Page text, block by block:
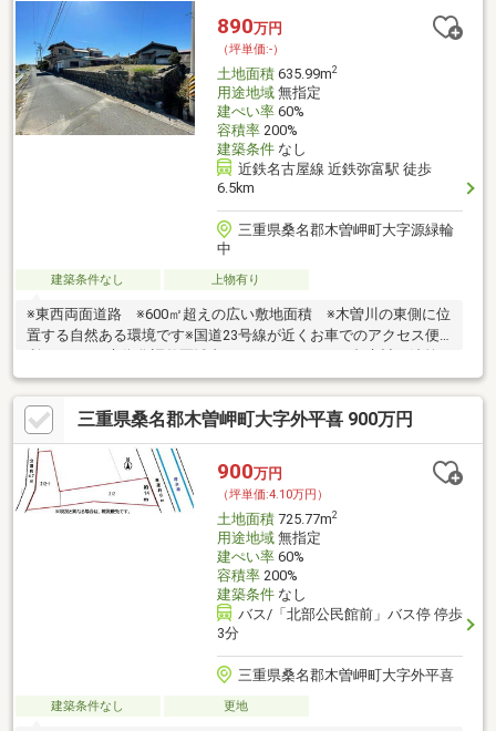
890万円
（坪単価:-）
土地面積635.99m2
用途地域無指定
建ぺい率60%
容積率200%
建築条件なし
近鉄名古屋線 近鉄弥富駅 徒歩
6.5km
三重県桑名郡木曽岬町大字源緑輪
中
建築条件なし 上物有り
※東西両面道路 ※600㎡超えの広い敷地面積 ※木曽川の東側に位
置する自然ある環境です※国道23号線が近くお車でのアクセス便
34条第11号に基づく指定区域の為、要件を満たせば専用住宅の建
築可能（協議が必要です。）※建物は解体渡しです。（石積みは
残ります）三重県桑名郡木曽岬町大字外平喜 900万円
900万円
（坪単価:4.10万円）
土地面積725.77m2
用途地域無指定
建ぺい率60%
容積率200%
建築条件なし
バス/「北部公民館前」バス停 停歩
3分
三重県桑名郡木曽岬町大字外平喜
建築条件なし 更地